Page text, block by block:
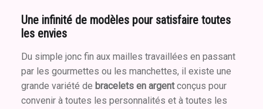
Une infinité de modèles pour satisfaire toutes
les envies
Du simple jonc fin aux mailles travaillées en passant
par les gourmettes ou les manchettes, il existe une
grande variété de bracelets en argentconçus pour
convenir à toutes les personnalités et à toutes les